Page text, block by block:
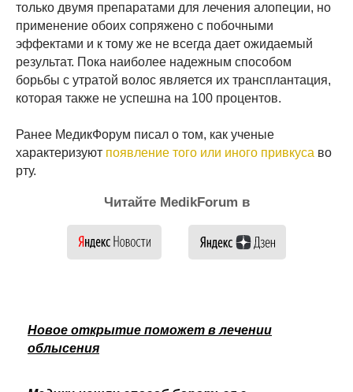
только двумя препаратами для лечения алопеции, но
применение обоих сопряжено с побочными
эффектами и к тому же не всегда дает ожидаемый
результат. Пока наиболее надежным способом
борьбы с утратой волос является их трансплантация,
которая также не успешна на 100 процентов.
Ранее МедикФорум писал о том, как ученые
характеризуют появление того или иного привкуса во
рту.
Читайте MedikForum в
Новое открытие поможет в лечении
облысения